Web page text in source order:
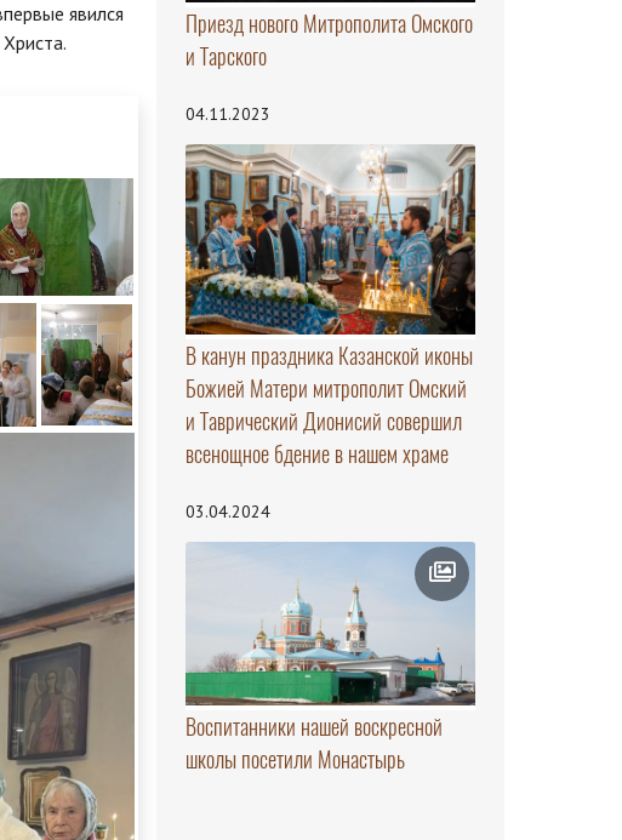
явился
Приезд нового Митрополита Омского
и Тарского
04.11.2023
В канун праздника Казанской иконы
Божией Матери митрополит Омский
и Таврический Дионисий совершил
всенощное бдение в нашем храме
03.04.2024
Воспитанники нашей воскресной
школы посетили Монастырь